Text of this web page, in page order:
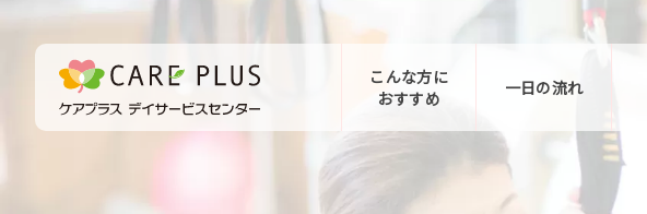
こんな方に
おすすめ
一日の流れ
お問い合わせ